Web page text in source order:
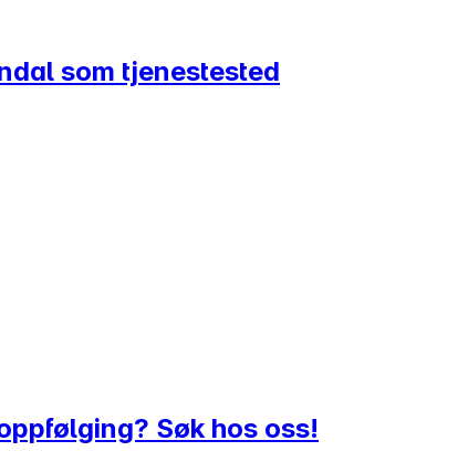
som tjenestested
Søk hos oss!